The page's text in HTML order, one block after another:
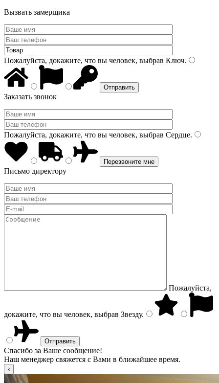
Вызвать замерщика
Пожалуйста, докажите, что вы человек, выбрав Ключ.
Заказать звонок
Пожалуйста, докажите, что вы человек, выбрав Сердце.
Письмо директору
Пожалуйста,
докажите, что вы человек, выбрав Звезду.
Спасибо за Ваше сообщение!
Наш менеджер свяжется с Вами в ближайшее время.